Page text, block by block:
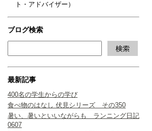
ト・アドバイザー）
ブログ検索
最新記事
400名の学生からの学び
食べ物のはなし 伏見シリーズ その350
暑い、暑いといいながらも ランニング日記
0607